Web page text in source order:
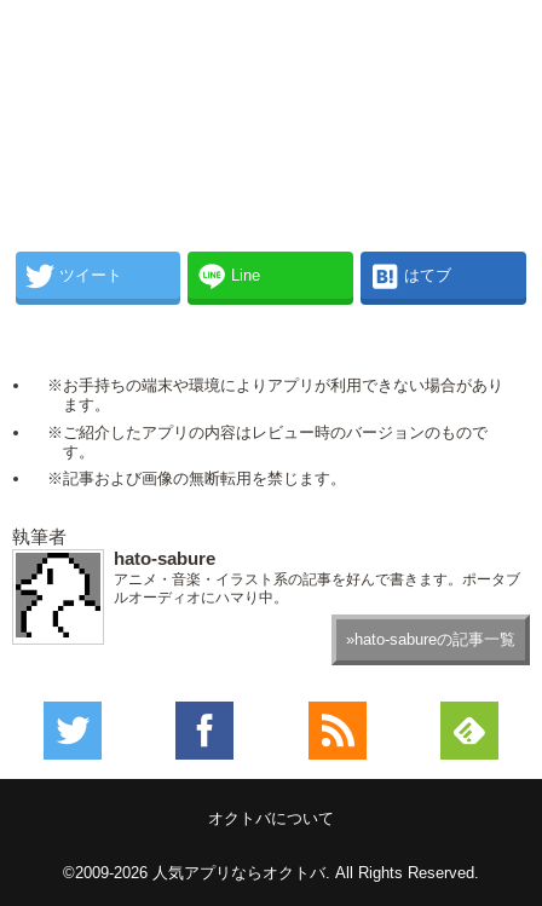
ツイート Line はてブ
※お手持ちの端末や環境によりアプリが利用できない場合があり
ます。
※ご紹介したアプリの内容はレビュー時のバージョンのもので
す。
※記事および画像の無断転用を禁じます。
執筆者
hato-sabure
アニメ・音楽・イラスト系の記事を好んで書きます。ポータブ
ルオーディオにハマり中。
»hato-sabureの記事一覧
オクトバについて
©2009-2026 人気アプリならオクトバ. All Rights Reserved.